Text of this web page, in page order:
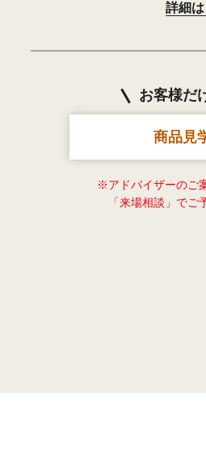
詳細
お客様だ
商品見
※アドバイザーのご
「来場相談」でご